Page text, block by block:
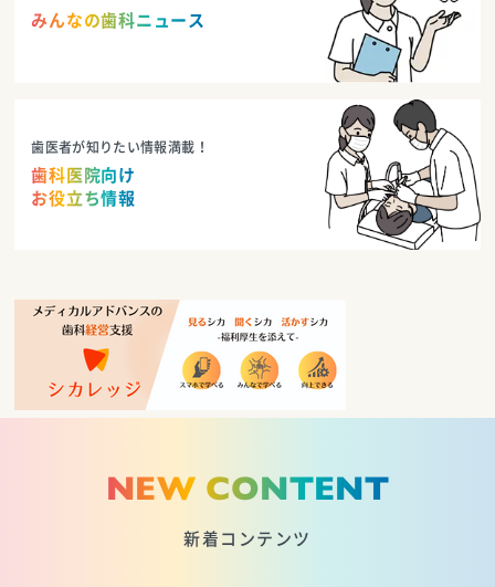
みんなの歯科ニュース
歯医者が知りたい情報満載！
歯科医院向け
お役立ち情報
NEW CONTENT
新着コンテンツ